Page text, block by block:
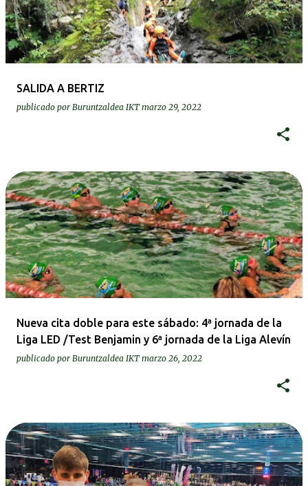
SALIDA A BERTIZ
publicado por Buruntzaldea IKT marzo 29, 2022
Nueva cita doble para este sábado: 4ª jornada de la
Liga LED /Test Benjamin y 6ª jornada de la Liga Alevín
publicado por Buruntzaldea IKT marzo 26, 2022